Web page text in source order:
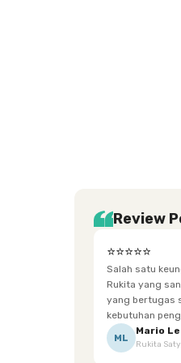
Review
⭐⭐⭐⭐⭐
Salah satu
Rukita yang
yang bertugas sangat cepat dalam merespons
kebutuhan penghuni. Ketika saya meminta
sempat terpeleset, permintaan tersebut
ML
Mario
Rukita